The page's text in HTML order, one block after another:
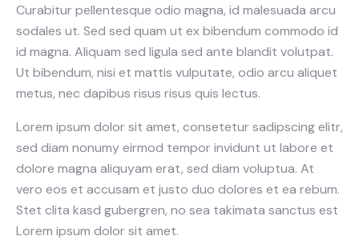
Curabitur pellentesque odio magna, id malesuada arcu
sodales ut. Sed sed quam ut ex bibendum commodo id
id magna. Aliquam sed ligula sed ante blandit volutpat.
Ut bibendum, nisi et mattis vulputate, odio arcu aliquet
metus, nec dapibus risus risus quis lectus.
Lorem ipsum dolor sit amet, consetetur sadipscing elitr,
sed diam nonumy eirmod tempor invidunt ut labore et
dolore magna aliquyam erat, sed diam voluptua. At
vero eos et accusam et justo duo dolores et ea rebum.
Stet clita kasd gubergren, no sea takimata sanctus est
Lorem ipsum dolor sit amet.